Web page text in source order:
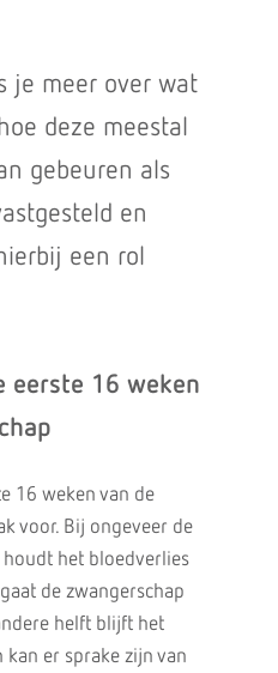
je meer over wat
deze meestal
gebeuren als
en
een rol
eerste 16 weken
16 weken van de
voor. Bij ongeveer de
het bloedverlies
de zwangerschap
helft blijft het
kan er sprake zijn van